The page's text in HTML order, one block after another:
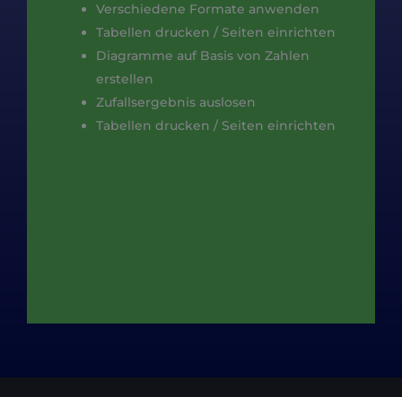
Verschiedene Formate anwenden
Tabellen drucken / Seiten einrichten
Diagramme auf Basis von Zahlen
erstellen
Zufallsergebnis auslosen
Tabellen drucken / Seiten einrichten